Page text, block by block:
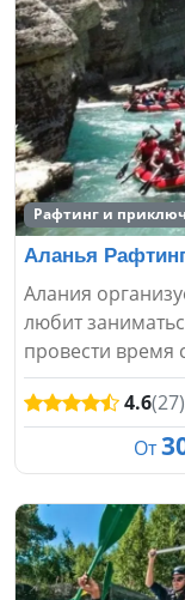
Рафтинг и
Аланья
Алания
любит
провести время
4.6(27)
От